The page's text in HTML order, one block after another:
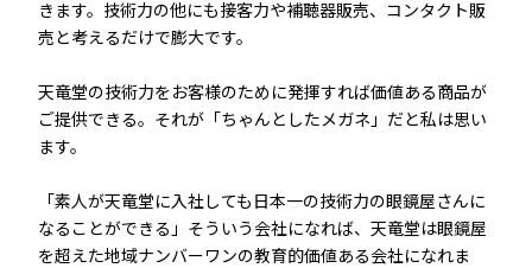
きます。技術力の他にも接客力や補聴器販売、コンタクト販
売と考えるだけで膨大です。
天竜堂の技術力をお客様のために発揮すれば価値ある商品が
ご提供できる。それが「ちゃんとしたメガネ」だと私は思い
ます。
「素人が天竜堂に入社しても日本一の技術力の眼鏡屋さんに
なることができる」そういう会社になれば、天竜堂は眼鏡屋
を超えた地域ナンバーワンの教育的価値ある会社になれま